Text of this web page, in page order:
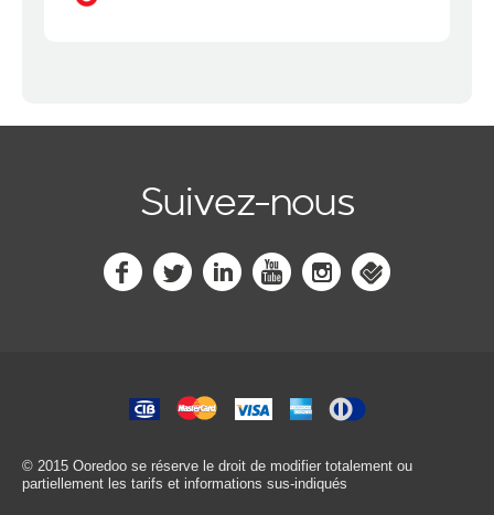
Suivez-nous
© 2015 Ooredoo se réserve le droit de modifier totalement ou
partiellement les tarifs et informations sus-indiqués